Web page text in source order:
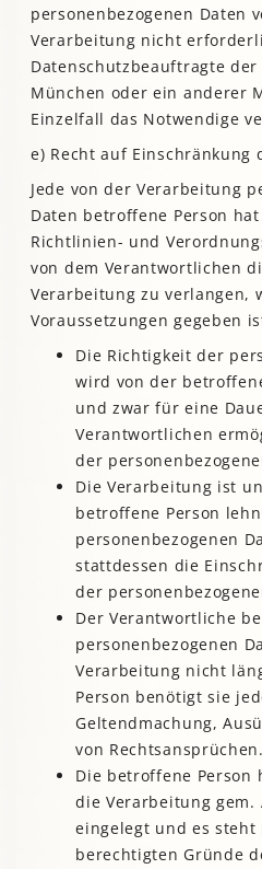
personenbezogenen Daten
Verarbeitung nicht
Datenschutzbeauftragte
München oder ein anderer
Einzelfall das Notwendige
e) Recht auf Einschränkung
Jede von der Verarbeitung
Daten betroffene Person
Richtlinien- und
von dem Verantwortlichen
Verarbeitung zu verlangen,
Voraussetzungen gegeben
Die Richtigkeit der
wird von der
und zwar für eine
Verantwortlichen
der
Die Verarbeitung ist
betroffene Person
personenbezogenen
stattdessen die
der
Der Verantwortliche
personenbezogenen
Verarbeitung nicht
Person benötigt sie
Geltendmachung,
von Rechtsansprüchen.
Die betroffene Person
die Verarbeitung gem.
eingelegt und es
berechtigten Gründe